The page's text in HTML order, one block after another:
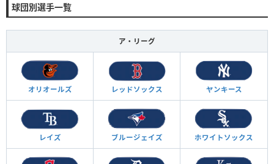
球団別選手一覧
ア・リーグ
オリオールズ レッドソックス ヤンキース
レイズ ブルージェイズ ホワイトソックス